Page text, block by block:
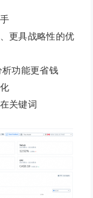
更具战略性的优
功能更省钱
关键词